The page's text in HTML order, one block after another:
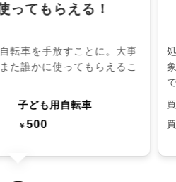
ってもらえる！
転車を手放すことに。大事
た誰かに使ってもらえるこ
子ども用自転車
￥500